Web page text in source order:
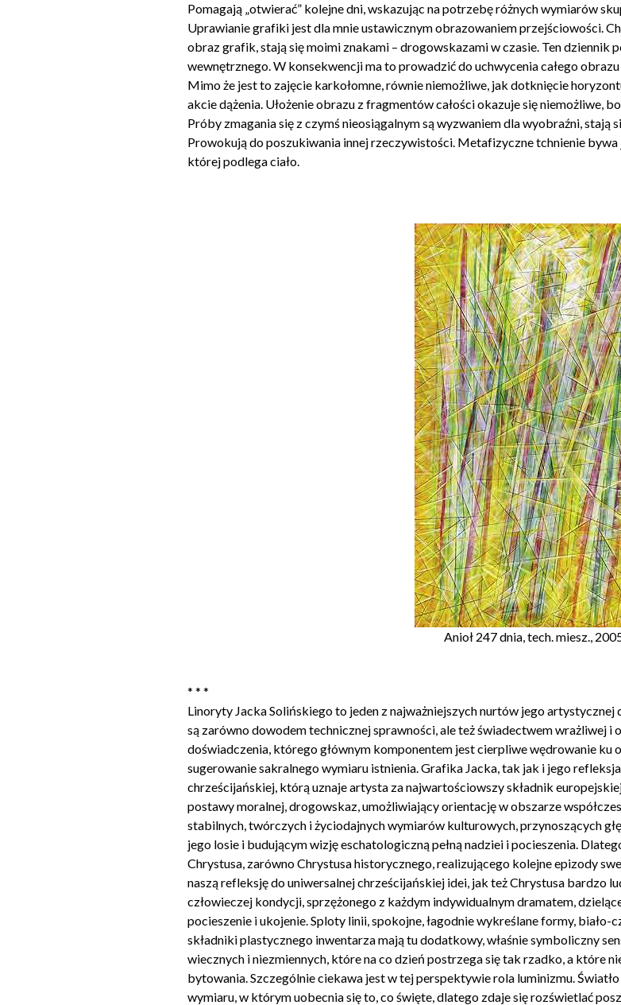
Pomagają „otwierać” kolejne dni, wskazując na potrzebę różnych wymiarów
Uprawianie grafiki jest dla mnie ustawicznym obrazowaniem przejściowości.
obraz grafik, stają się moimi znakami – drogowskazami w czasie. Ten dziennik
wewnętrznego. W konsekwencji ma to prowadzić do uchwycenia całego
Mimo że jest to zajęcie karkołomne, równie niemożliwe, jak dotknięcie
akcie dążenia. Ułożenie obrazu z fragmentów całości okazuje się niemożliwe,
Próby zmagania się z czymś nieosiągalnym są wyzwaniem dla wyobraźni, stają
Prowokują do poszukiwania innej rzeczywistości. Metafizyczne tchnienie
której podlega ciało.
Anioł 247 dnia, tech. miesz.,
* * *
Linoryty Jacka Solińskiego to jeden z najważniejszych nurtów jego artystycznej
są zarówno dowodem technicznej sprawności, ale też świadectwem wrażliwej
doświadczenia, którego głównym komponentem jest cierpliwe wędrowanie ku
sugerowanie sakralnego wymiaru istnienia. Grafika Jacka, tak jak i jego
chrześcijańskiej, którą uznaje artysta za najwartościowszy składnik
postawy moralnej, drogowskaz, umożliwiający orientację w obszarze
stabilnych, twórczych i życiodajnych wymiarów kulturowych, przynoszących
jego losie i budującym wizję eschatologiczną pełną nadziei i pocieszenia.
Chrystusa, zarówno Chrystusa historycznego, realizującego kolejne epizody
naszą refleksję do uniwersalnej chrześcijańskiej idei, jak też Chrystusa bardzo
człowieczej kondycji, sprzężonego z każdym indywidualnym dramatem,
pocieszenie i ukojenie. Sploty linii, spokojne, łagodnie wykreślane formy,
składniki plastycznego inwentarza mają tu dodatkowy, właśnie symboliczny
wiecznych i niezmiennych, które na co dzień postrzega się tak rzadko, a które
bytowania. Szczególnie ciekawa jest w tej perspektywie rola luminizmu.
wymiaru, w którym uobecnia się to, co święte, dlatego zdaje się rozświetlać